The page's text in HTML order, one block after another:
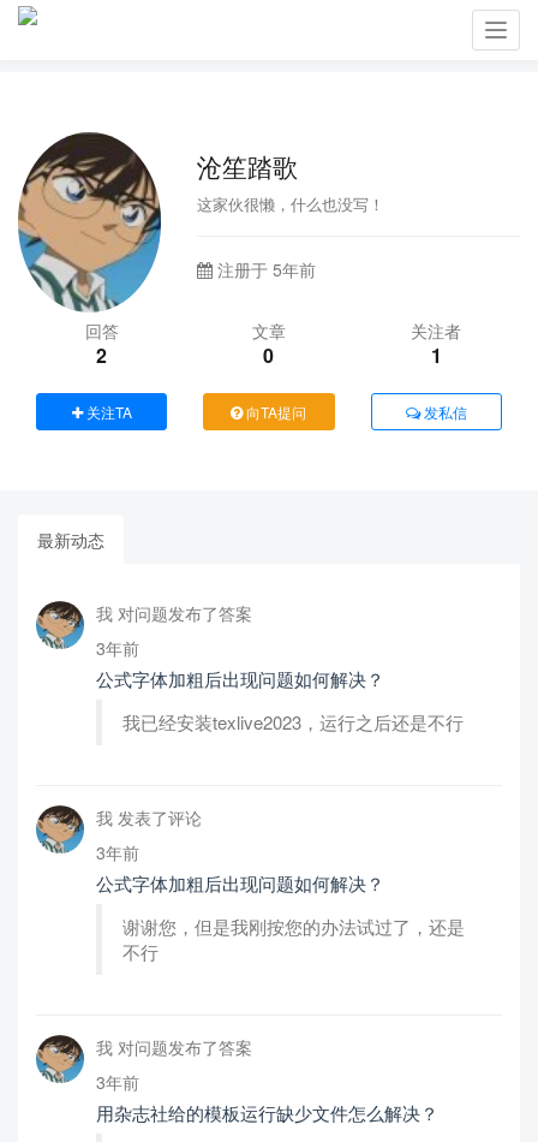
沧笙踏歌
这家伙很懒，什么也没写！
注册于 5年前
回答
2
文章
0
关注者
1
关注TA 向TA提问 发私信
最新动态
我 对问题发布了答案
3年前
公式字体加粗后出现问题如何解决？
我已经安装texlive2023，运行之后还是不行
我 发表了评论
3年前
公式字体加粗后出现问题如何解决？
谢谢您，但是我刚按您的办法试过了，还是
不行
我 对问题发布了答案
3年前
用杂志社给的模板运行缺少文件怎么解决？